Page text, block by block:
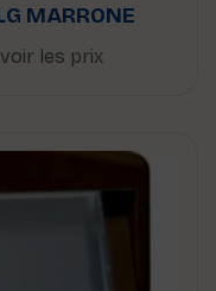
MARRONE
les prix